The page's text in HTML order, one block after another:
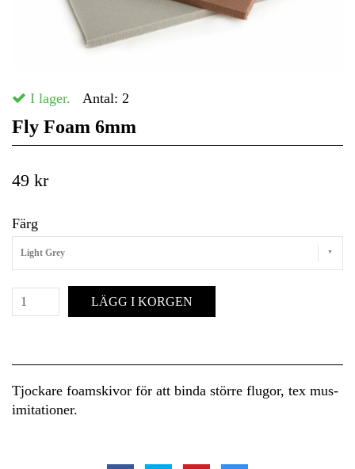
I lager. Antal: 2
Fly Foam 6mm
49 kr
Färg
Light Grey
LÄGG I KORGEN
Tjockare foamskivor för att binda större flugor, tex mus-
imitationer.